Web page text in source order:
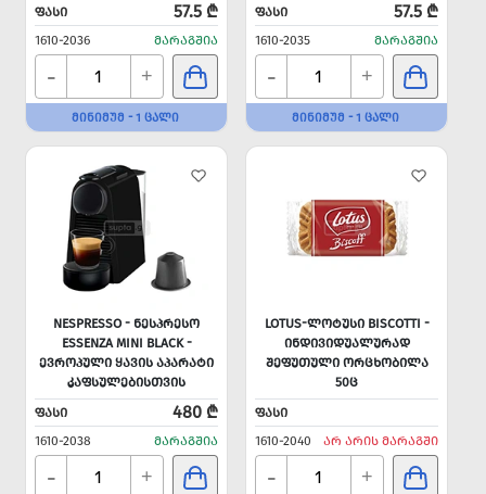
ᲤᲐᲡᲘ 57.5 ₾
1610-2036 ᲛᲐᲠᲐᲒᲨᲘᲐ
- +
ᲛᲘᲜᲘᲛᲣᲛ - 1 ᲪᲐᲚᲘ
ᲤᲐᲡᲘ 57.5 ₾
1610-2035 ᲛᲐᲠᲐᲒᲨᲘᲐ
- +
ᲛᲘᲜᲘᲛᲣᲛ - 1 ᲪᲐᲚᲘ
NESPRESSO - ᲜᲔᲡᲞᲠᲔᲡᲝ
ESSENZA MINI BLACK -
ᲔᲕᲠᲝᲞᲣᲚᲘ ᲧᲐᲕᲘᲡ ᲐᲞᲐᲠᲐᲢᲘ
ᲙᲐᲤᲡᲣᲚᲔᲑᲘᲡᲗᲕᲘᲡ
ᲤᲐᲡᲘ
480 ₾
1610-2038 ᲛᲐᲠᲐᲒᲨᲘᲐ
- +
LOTUS-ᲚᲝᲢᲣᲡᲘ BISCOTTI -
ᲘᲜᲓᲘᲕᲘᲓᲣᲐᲚᲣᲠᲐᲓ
ᲨᲔᲤᲣᲗᲣᲚᲘ ᲝᲠᲪᲮᲝᲑᲘᲚᲐ
50Ც
ᲤᲐᲡᲘ
1610-2040
ᲐᲠ ᲐᲠᲘᲡ ᲛᲐᲠᲐᲒᲨᲘ
- +